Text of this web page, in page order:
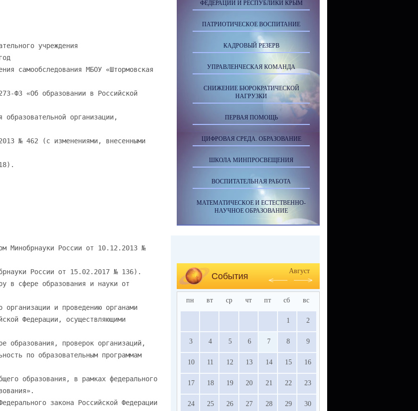
ФЕДЕРАЦИИ И РЕСПУБЛИКИ КРЫМ
ПАТРИОТИЧЕСКОЕ ВОСПИТАНИЕ
КАДРОВЫЙ РЕЗЕРВ
УПРАВЛЕНЧЕСКАЯ КОМАНДА
СНИЖЕНИЕ БЮРОКРАТИЧЕСКОЙ
НАГРУЗКИ
ПЕРВАЯ ПОМОЩЬ
ЦИФРОВАЯ СРЕДА. ОБРАЗОВАНИЕ
ШКОЛА МИНПРОСВЕЩЕНИЯ
ВОСПИТАТЕЛЬНАЯ РАБОТА
МАТЕМАТИЧЕСКОЕ И ЕСТЕСТВЕННО-
НАУЧНОЕ ОБРАЗОВАНИЕ
События
Август
пн вт ср чт пт сб вс
1 2
3 4 5 6 7 8 9
10 11 12 13 14 15 16
17 18 19 20 21 22 23
24 25 26 27 28 29 30